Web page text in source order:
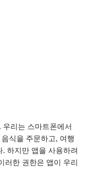
리는 스마트폰에서
식을 주문하고, 여행
하지만 앱을 사용하려
러한 권한은 앱이 우리